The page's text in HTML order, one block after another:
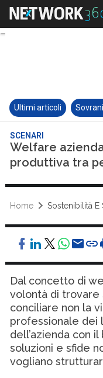
Ultimi articoli
SCENARI
Welfare
produttiva tra
Home Sostenibilità E
Dal concetto di
volontà di trovare
conciliare non la
professionale dei
dell’azienda con
soluzioni e sfide
vogliano